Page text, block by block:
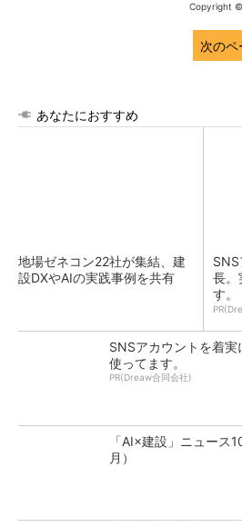
Copyright ©
次のペ
あなたにおすすめ
地場ゼネコン22社が集結、建
設DXやAIの実践事例を共有
長。
す。
SNSアカウントを着
使ってます。
PR(Dreaw合同会社)
「AI×建設」ニュース
月）